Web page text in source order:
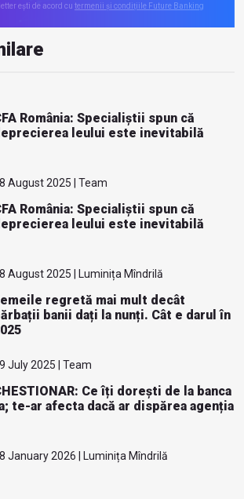
ești de acord cu termenii și condițiile Future Banking
România: Specialiștii spun că
leului este inevitabilă
August 2025 | Team
România: Specialiștii spun că
leului este inevitabilă
August 2025 | Luminița Mîndrilă
regretă mai mult decât
banii dați la nunți. Cât e darul în
July 2025 | Team
Ce îți dorești de la banca
te-ar afecta dacă ar dispărea agenția
January 2026 | Luminița Mîndrilă